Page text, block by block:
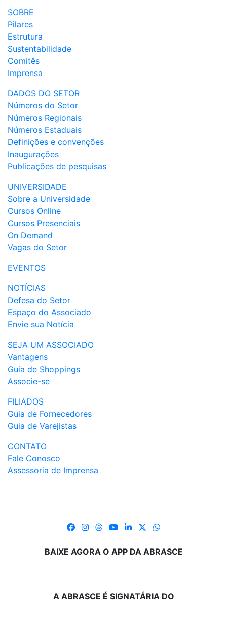
SOBRE
Pilares
Estrutura
Sustentabilidade
Comitês
Imprensa
DADOS DO SETOR
Números do Setor
Números Regionais
Números Estaduais
Definições e convenções
Inaugurações
Publicações de pesquisas
UNIVERSIDADE
Sobre a Universidade
Cursos Online
Cursos Presenciais
On Demand
Vagas do Setor
EVENTOS
NOTÍCIAS
Defesa do Setor
Espaço do Associado
Envie sua Notícia
SEJA UM ASSOCIADO
Vantagens
Guia de Shoppings
Associe-se
FILIADOS
Guia de Fornecedores
Guia de Varejistas
CONTATO
Fale Conosco
Assessoria de Imprensa
BAIXE AGORA O APP DA ABRASCE
A ABRASCE É SIGNATÁRIA DO